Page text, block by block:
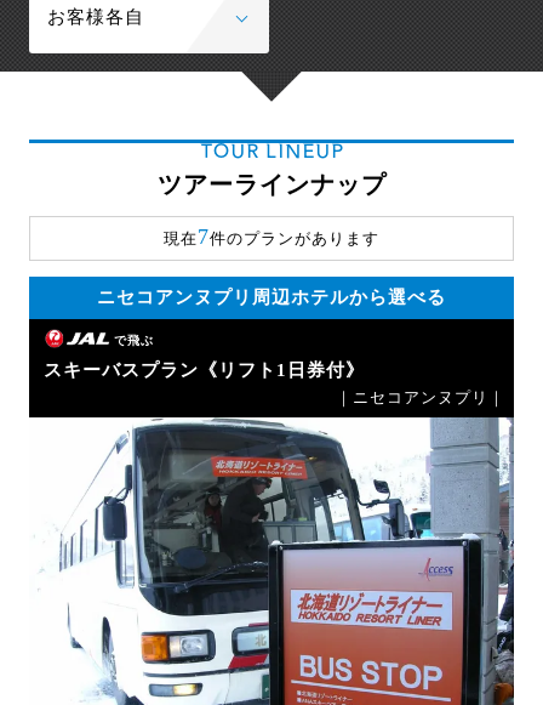
お客様各自
TOUR LINEUP
ツアーラインナップ
現在7件のプランがあります
ニセコアンヌプリ周辺ホテルから選べる
で飛ぶ
スキーバスプラン《リフト1日券付》
｜ニセコアンヌプリ｜